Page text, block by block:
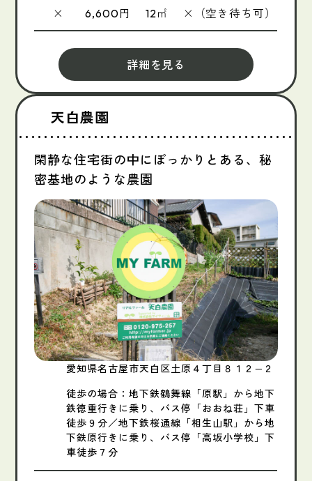
× 6,600円 12 ㎡ ×（空き待ち可）
詳細を見る
天白農園
閑静な住宅街の中にぽっかりとある、秘
密基地のような農園
愛知県名古屋市天白区土原４丁目８１２−２
徒歩の場合：地下鉄鶴舞線「原駅」から地下
鉄徳重行きに乗り、バス停「おおね荘」下車
徒歩９分／地下鉄桜通線「相生山駅」から地
下鉄原行きに乗り、バス停「高坂小学校」下
車徒歩７分